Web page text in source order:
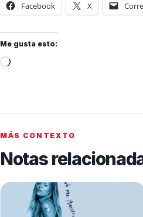
Facebook X
Me gusta esto:
MÁS CONTEXTO
Notas